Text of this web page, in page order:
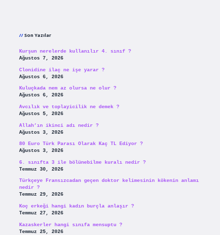
Son Yazılar
Kurşun nerelerde kullanılır 4. sınıf ?
Ağustos 7, 2026
Clonidine ilaç ne işe yarar ?
Ağustos 6, 2026
Kuluçkada nem az olursa ne olur ?
Ağustos 6, 2026
Avcılık ve toplayicilik ne demek ?
Ağustos 5, 2026
Allah’ın ikinci adı nedir ?
Ağustos 3, 2026
80 Euro Türk Parası Olarak Kaç TL Ediyor ?
Ağustos 3, 2026
6. sınıfta 3 ile bölünebilme kuralı nedir ?
Temmuz 30, 2026
Türkçeye Fransızcadan geçen doktor kelimesinin kökenin anlamı
nedir ?
Temmuz 29, 2026
Koç erkeği hangi kadın burçla anlaşır ?
Temmuz 27, 2026
Kazaskerler hangi sınıfa mensuptu ?
Temmuz 25, 2026